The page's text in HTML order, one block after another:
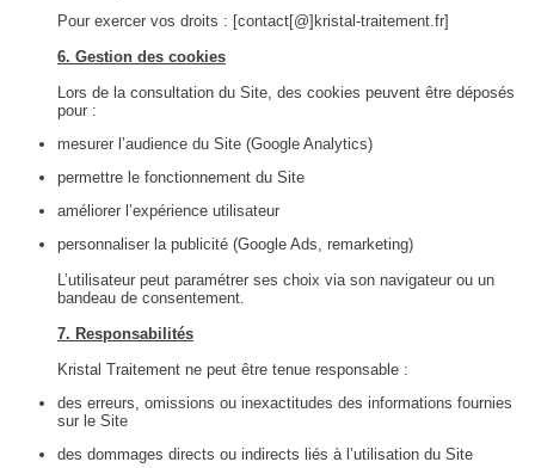
Pour exercer vos droits : [contact[@]kristal-traitement.fr]
6. Gestion des cookies
Lors de la consultation du Site, des cookies peuvent être déposés
pour :
mesurer l’audience du Site (Google Analytics)
permettre le fonctionnement du Site
améliorer l’expérience utilisateur
personnaliser la publicité (Google Ads, remarketing)
L’utilisateur peut paramétrer ses choix via son navigateur ou un
bandeau de consentement.
7. Responsabilités
Kristal Traitement ne peut être tenue responsable :
des erreurs, omissions ou inexactitudes des informations fournies
sur le Site
des dommages directs ou indirects liés à l’utilisation du Site